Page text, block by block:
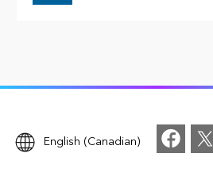
English (Canadian)